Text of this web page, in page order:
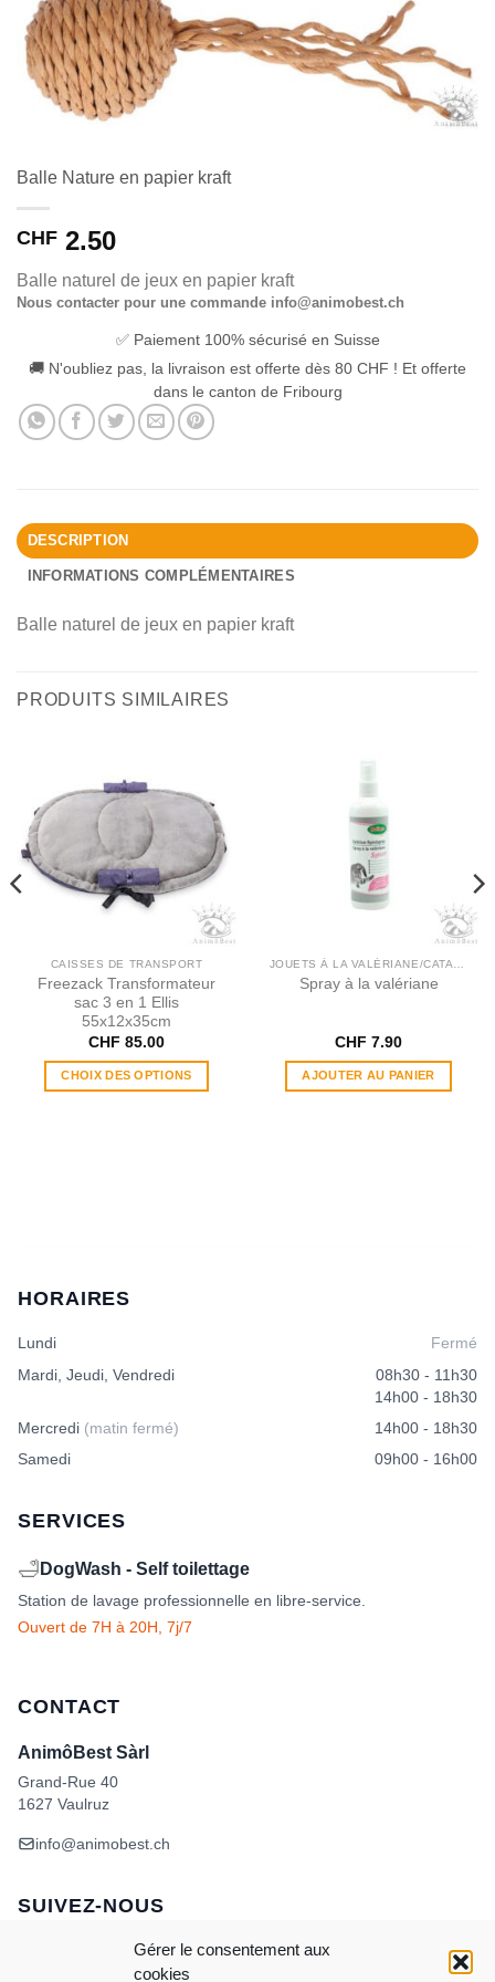
Gérer le consentement aux
cookies
Balle Nature en papier kraft
CHF 2.50
Balle naturel de jeux en papier kraft
Nous contacter pour une commande info@animobest.ch
✅ Paiement 100% sécurisé en Suisse
🚚 N'oubliez pas, la livraison est offerte dès 80 CHF ! Et offerte
dans le canton de Fribourg
DESCRIPTION
INFORMATIONS COMPLÉMENTAIRES
Balle naturel de jeux en papier kraft
PRODUITS SIMILAIRES
CAISSES DE TRANSPORT
Freezack Transformateur
sac 3 en 1 Ellis
55x12x35cm
CHF 85.00
CHOIX DES OPTIONS
choisies
page
JOUETS À LA VALÉRIANE/CATAIRE
Spray à la valériane
CHF 7.90
AJOUTER AU PANIER
HORAIRES
Lundi
Fermé
Mardi, Jeudi, Vendredi
08h30 - 11h30
14h00 - 18h30
Mercredi (matin fermé)
14h00 - 18h30
Samedi
09h00 - 16h00
SERVICES
🛁 DogWash - Self toilettage
Station de lavage professionnelle en libre-service.
Ouvert de 7H à 20H, 7j/7
CONTACT
AnimôBest Sàrl
Grand-Rue 40
1627 Vaulruz
info@animobest.ch
SUIVEZ-NOUS